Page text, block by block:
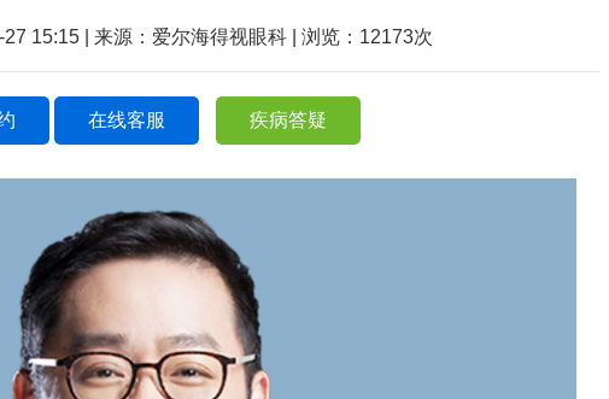
15:15 | 来源：爱尔海得视眼科 | 浏览： 12173次
在线客服 疾病答疑